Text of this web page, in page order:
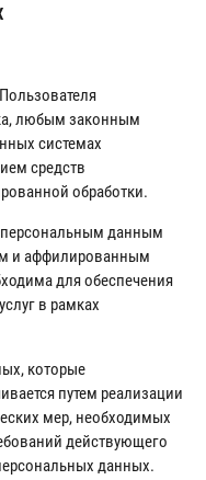
любым законным
системах
средств
обработки.
персональным данным
и аффилированным
для обеспечения
в рамках
которые
путем реализации
мер, необходимых
действующего
данных.